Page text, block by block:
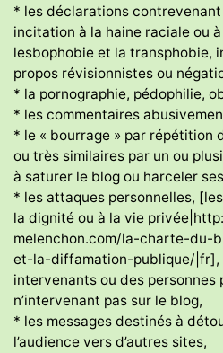
* les déclarations
incitation à la haine raciale ou à
lesbophobie et la transphobie,
propos révisionnistes ou
* la pornographie, pédophilie,
* les commentaires
* le « bourrage » par répétition
ou très similaires par un ou
à saturer le blog ou harceler
* les attaques personnelles,
la dignité ou à la vie
melenchon.com/la-charte-du-
et-la-diffamation-publique/|fr],
intervenants ou des personnes
n’intervenant pas sur le blog,
* les messages destinés à
l’audience vers d’autres sites,